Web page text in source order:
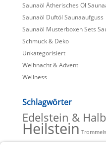
Saunaöl Ätherisches Öl
Saunaöl Duftöl Saunaaufguss
Saunaöl Musterboxen Sets
Schmuck & Deko
Unkategorisiert
Weihnacht & Advent
Wellness
Schlagwörter
Edelstein &
Heilstein